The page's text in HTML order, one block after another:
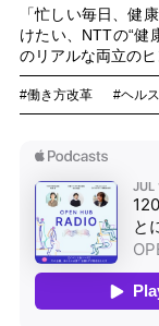
「忙しい毎日、健
けたい、NTTの“健
のリアルな両立の
#働き方改革 #ヘル